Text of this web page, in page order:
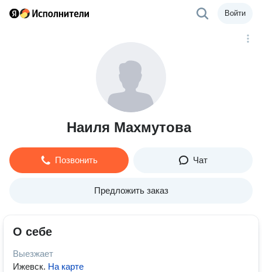
Войти
Наиля Махмутова
Позвонить Чат
Предложить заказ
О себе
Выезжает
Ижевск. На карте